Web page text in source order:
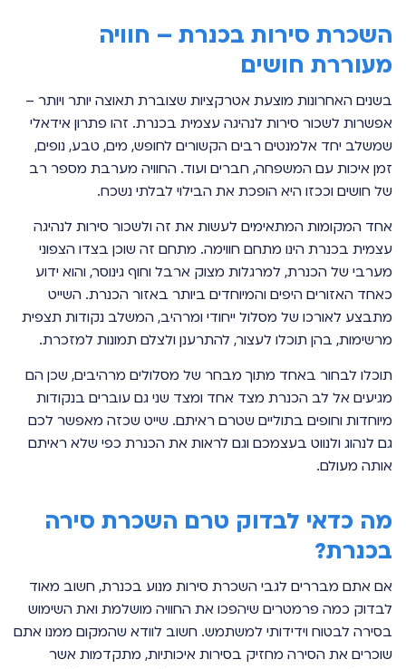
השכרת סירות בכנרת – חוויה
מעוררת חושים
בשנים האחרונות מוצעת אטרקציות שצוברת תאוצה יותר ויותר –
אפשרות לשכור סירות לנהיגה עצמית בכנרת. זהו פתרון אידאלי
שמשלב יחד אלמנטים רבים הקשורים לחופש, מים, טבע, נופים,
זמן איכות עם המשפחה, חברים ועוד. החוויה מערבת מספר רב
של חושים וככזו היא הופכת את הבילוי לבלתי נשכח.
אחד המקומות המתאימים לעשות את זה ולשכור סירות לנהיגה
עצמית בכנרת הינו מתחם חווימה. מתחם זה שוכן בצדו הצפוני
מערבי של הכנרת, למרגלות מצוק ארבל וחוף גינוסר, והוא ידוע
כאחד האזורים היפים והמיוחדים ביותר באזור הכנרת. השייט
מתבצע לאורכו של מסלול ייחודי ומרהיב, המשלב נקודות תצפית
מרשימות, בהן תוכלו לעצור, להתרענן ולצלם תמונות למזכרת.
תוכלו לבחור באחד מתוך מבחר של מסלולים מרהיבים, שכן הם
מגיעים אל לב הכנרת מצד אחד ומצד שני גם עוברים בנקודות
מיוחדות וחופים בתוליים שטרם ראיתם. שייט שכזה מאפשר לכם
גם לנהוג ולנווט בעצמכם וגם לראות את הכנרת כפי שלא ראיתם
אותה מעולם.
מה כדאי לבדוק טרם השכרת סירה
בכנרת?
אם אתם מבררים לגבי השכרת סירות מנוע בכנרת, חשוב מאוד
לבדוק כמה פרמטרים שיהפכו את החוויה מושלמת ואת השימוש
בסירה לבטוח וידידותי למשתמש. חשוב לוודא שהמקום ממנו אתם
שוכרים את הסירה מחזיק בסירות איכותיות, מתקדמות אשר